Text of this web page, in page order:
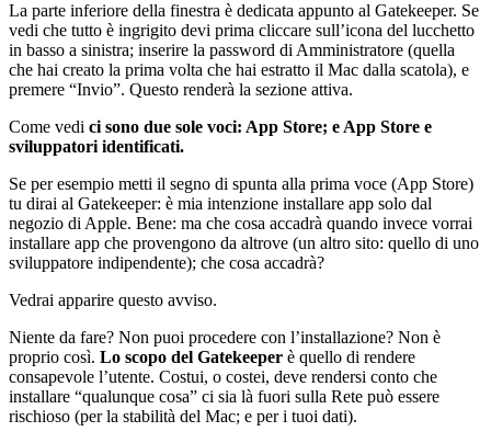
La parte inferiore della finestra è dedicata appunto al Gatekeeper. Se
vedi che tutto è ingrigito devi prima cliccare sull’icona del lucchetto
in basso a sinistra; inserire la password di Amministratore (quella
che hai creato la prima volta che hai estratto il Mac dalla scatola), e
premere “Invio”. Questo renderà la sezione attiva.
Come vedi ci sono due sole voci: App Store; e App Store e
sviluppatori identificati.
Se per esempio metti il segno di spunta alla prima voce (App Store)
tu dirai al Gatekeeper: è mia intenzione installare app solo dal
negozio di Apple. Bene: ma che cosa accadrà quando invece vorrai
installare app che provengono da altrove (un altro sito: quello di uno
sviluppatore indipendente); che cosa accadrà?
Vedrai apparire questo avviso.
Niente da fare? Non puoi procedere con l’installazione? Non è
proprio così. Lo scopo del Gatekeeper è quello di rendere
consapevole l’utente. Costui, o costei, deve rendersi conto che
installare “qualunque cosa” ci sia là fuori sulla Rete può essere
rischioso (per la stabilità del Mac; e per i tuoi dati).